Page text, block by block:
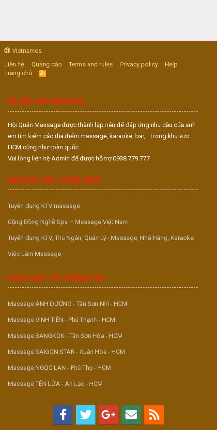
Vietnames
Liên hệ
Quảng cáo Terms and rules Privacy policy
Help
Trang chủ
R
S
VỀ DIỄN ĐÀN MASSAGE
Hội Quán Massage được thành lập nên để đáp ứng nhu cầu của anh
em tìm kiếm các địa điểm massage, karaoke, bar,... trong khu vực
HCM cũng như toàn quốc.
Vui lòng liên hệ Admin để được hỗ trợ 0938.779.777
MASSAGE VUA TUYỂN DỤNG
Tuyển dụng KTV massage
Cộng Đồng Nghề Spa – Massage Việt Nam
Tuyển dụng KTV, Thu Ngân, Quản Lý - Massage, Nhà Hàng, Karaoke
Việc Làm Massage
ĐƠN VỊ HỢP TÁC QUẢNG CÁO
Massage ÁNH DƯƠNG - Tân Sơn Nhì - HCM
Massage VINH TIÊN - Phú Thạnh - HCM
Massage BANGKOK - Tân Sơn Hòa - HCM
Massage SAIGON STAR - Xuân Hòa - HCM
Massage NGỌC LAN - Phú Thọ - HCM
Massage TÊN LỬA - An Lạc - HCM